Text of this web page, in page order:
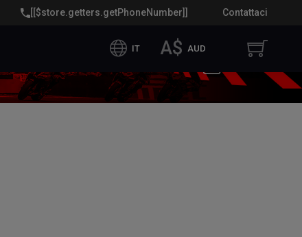
[[$store.getters.getPhoneNumber]] Contattaci
IT A$ AUD